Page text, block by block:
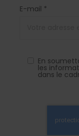
E-mail *
En
les
dans le